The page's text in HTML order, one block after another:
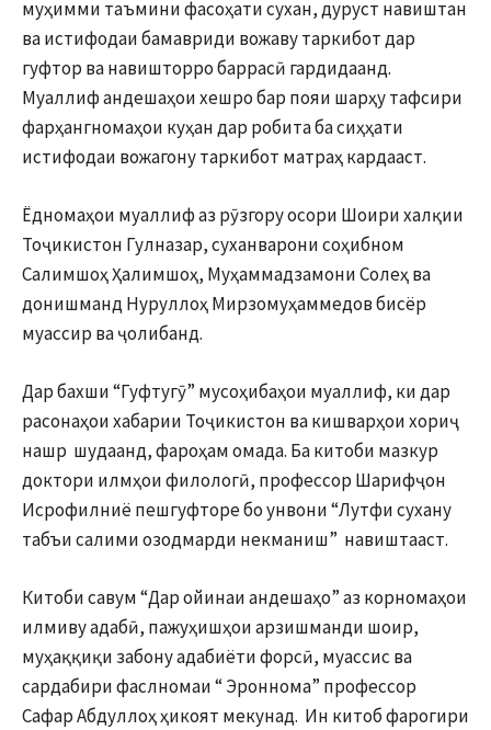
муҳимми таъмини фасоҳати сухан, дуруст навиштан
ва истифодаи бамавриди вожаву таркибот дар
гуфтор ва навишторро баррасӣ гардидаанд.
Муаллиф андешаҳои хешро бар пояи шарҳу тафсири
фарҳангномаҳои куҳан дар робита ба сиҳҳати
истифодаи вожагону таркибот матраҳ кардааст.
Ёдномаҳои муаллиф аз рӯзгору осори Шоири халқии
Тоҷикистон Гулназар, суханварони соҳибном
Салимшоҳ Ҳалимшоҳ, Муҳаммадзамони Солеҳ ва
донишманд Нуруллоҳ Мирзомуҳаммедов бисёр
муассир ва ҷолибанд.
Дар бахши “Гуфтугӯ” мусоҳибаҳои муаллиф, ки дар
расонаҳои хабарии Тоҷикистон ва кишварҳои хориҷ
нашр шудаанд, фароҳам омада. Ба китоби мазкур
доктори илмҳои филологӣ, профессор Шарифҷон
Исрофилниё пешгуфторе бо унвони “Лутфи сухану
табъи салими озодмарди некманиш” навиштааст.
Китоби савум “Дар ойинаи андешаҳо” аз корномаҳои
илмиву адабӣ, пажуҳишҳои арзишманди шоир,
муҳаққиқи забону адабиёти форсӣ, муассис ва
сардабири фаслномаи “ Эроннома” профессор
Сафар Абдуллоҳ ҳикоят мекунад. Ин китоб фарогири